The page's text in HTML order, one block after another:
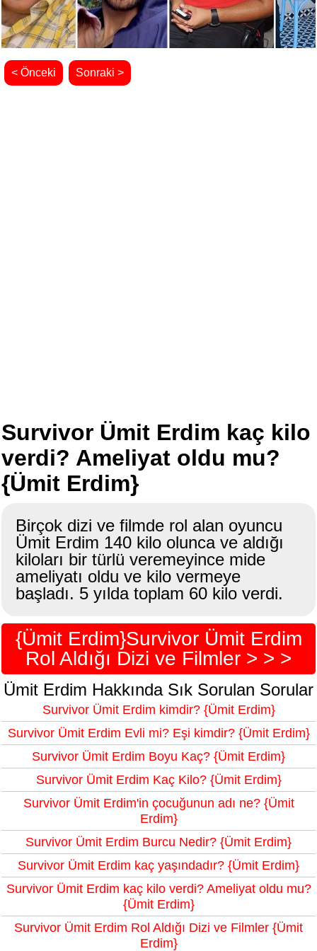
< Önceki Sonraki >
Survivor Ümit Erdim kaç kilo
verdi? Ameliyat oldu mu?
{Ümit Erdim}
Birçok dizi ve filmde rol alan oyuncu
Ümit Erdim 140 kilo olunca ve aldığı
kiloları bir türlü veremeyince mide
ameliyatı oldu ve kilo vermeye
başladı. 5 yılda toplam 60 kilo verdi.
{Ümit Erdim}Survivor Ümit Erdim
Rol Aldığı Dizi ve Filmler > > >
Ümit Erdim Hakkında Sık Sorulan Sorular
Survivor Ümit Erdim kimdir? {Ümit Erdim}
Survivor Ümit Erdim Evli mi? Eşi kimdir? {Ümit Erdim}
Survivor Ümit Erdim Boyu Kaç? {Ümit Erdim}
Survivor Ümit Erdim Kaç Kilo? {Ümit Erdim}
Survivor Ümit Erdim'in çocuğunun adı ne? {Ümit
Erdim}
Survivor Ümit Erdim Burcu Nedir? {Ümit Erdim}
Survivor Ümit Erdim kaç yaşındadır? {Ümit Erdim}
Survivor Ümit Erdim kaç kilo verdi? Ameliyat oldu mu?
{Ümit Erdim}
Survivor Ümit Erdim Rol Aldığı Dizi ve Filmler {Ümit
Erdim}